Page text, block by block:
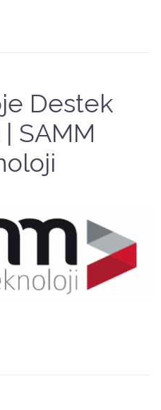
Destek
| SAMM